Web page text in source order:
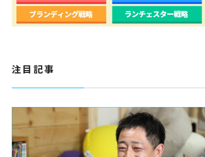
注目記事